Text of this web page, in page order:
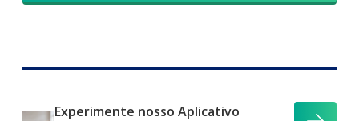
Experimente nosso Aplicativo